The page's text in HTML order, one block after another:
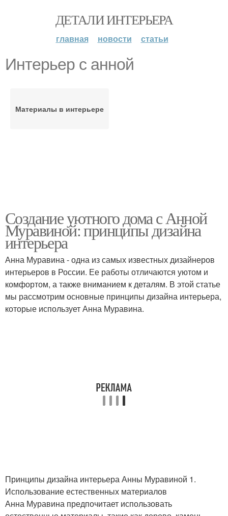
ДЕТАЛИ ИНТЕРЬЕРА
главная новости статьи
Интерьер с анной
Материалы в интерьере
Создание уютного дома с Анной
Муравиной: принципы дизайна
интерьера
Анна Муравина - одна из самых известных дизайнеров
интерьеров в России. Ее работы отличаются уютом и
комфортом, а также вниманием к деталям. В этой статье
мы рассмотрим основные принципы дизайна интерьера,
которые использует Анна Муравина.
Принципы дизайна интерьера Анны Муравиной 1.
Использование естественных материалов
Анна Муравина предпочитает использовать